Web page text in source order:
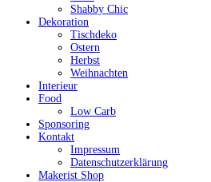
Shabby Chic
Dekoration
Tischdeko
Ostern
Herbst
Weihnachten
Interieur
Food
Low Carb
Sponsoring
Kontakt
Impressum
Datenschutzerklärung
Makerist Shop